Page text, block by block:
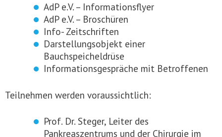
AdP e.V. – Informationsflyer
AdP e.V. – Broschüren
Info- Zeitschriften
Darstellungsobjekt einer
Bauchspeicheldrüse
Informationsgespräche mit Betroffenen
Teilnehmen werden voraussichtlich:
Prof. Dr. Steger, Leiter des
Pankreaszentrums und der Chirurgie im